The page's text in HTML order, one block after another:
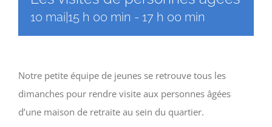
10 mai|15 h 00 min - 17 h 00 min
Notre petite équipe de jeunes se retrouve tous les
dimanches pour rendre visite aux personnes âgées
d’une maison de retraite au sein du quartier.